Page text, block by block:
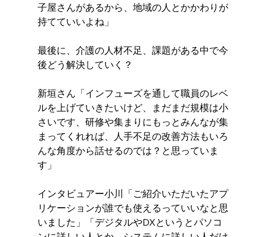
子屋さんがあるから、地域の人とかかわりが
持てていいよね」
最後に、介護の人材不足、課題がある中で今
後どう解決していく？
新垣さん「インフューズを通して職員のレベ
ルを上げていきたいけど、まだまだ規模は小
さいです、研修や集まりにもっとみんなが集
まってくれれば、人手不足の改善方法もいろ
んな角度から話せるのでは？と思っていま
す」
インタビュアー小川「ご紹介いただいたアプ
リケーションが誰でも使えるっていいなと思
いました」「デジタルやDXというとパソコ